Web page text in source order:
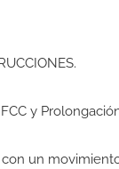
y
con un